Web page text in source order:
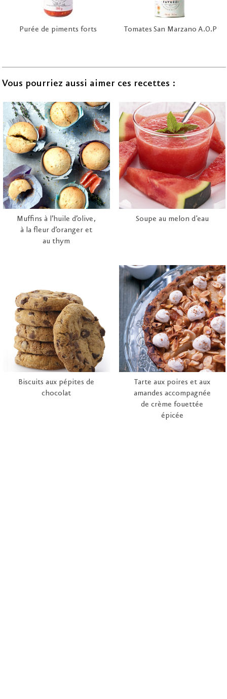
Purée de piments forts Tomates San Marzano A.O.P
Vous pourriez aussi aimer ces recettes :
Muffins à l’huile d’olive,
à la fleur d’oranger et
au thym
Soupe au melon d'eau
Biscuits aux pépites de
chocolat
Tarte aux poires et aux
amandes accompagnée
de crème fouettée
épicée